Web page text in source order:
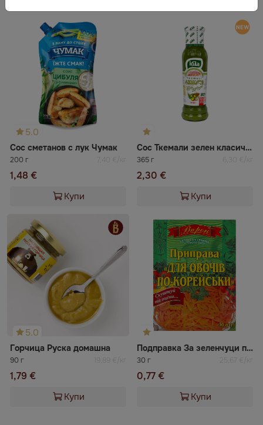
5.0
Сос сметанов с лук Чумак
200 г 7,40 €/кг
1,48 €
Купи
Сос Ткемали зелен класически
365 г 6,30 €/кг
2,30 €
Купи
5.0
Горчица Руска домашна
90 г 19,89 €/кг
1,79 €
Купи
Подправка За зеленчуци по корейски Впрок
30 г 25,67 €/кг
0,77 €
Купи